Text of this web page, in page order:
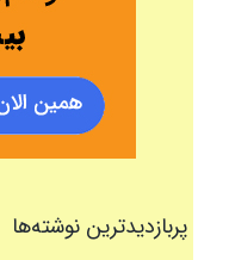
پربازدیدترین نوشته‌ها